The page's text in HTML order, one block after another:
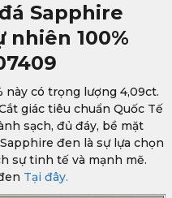
Sapphire
100%
này có trọng lượng 4,09ct.
giác tiêu chuẩn Quốc Tế
sạch, đủ đáy, bề mặt
đen là sự lựa chọn
sự tinh tế và mạnh mẽ.
Tại đây.